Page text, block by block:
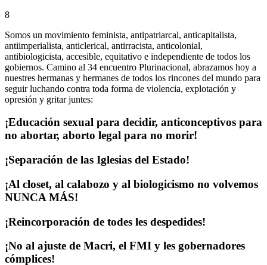
8
Somos un movimiento feminista, antipatriarcal, anticapitalista,
antiimperialista, anticlerical, antirracista, anticolonial,
antibiologicista, accesible, equitativo e independiente de todos los
gobiernos. Camino al 34 encuentro Plurinacional, abrazamos hoy a
nuestres hermanas y hermanes de todos los rincones del mundo para
seguir luchando contra toda forma de violencia, explotación y
opresión y gritar juntes:
¡Educación sexual para decidir, anticonceptivos para
no abortar, aborto legal para no morir!
¡Separación de las Iglesias del Estado!
¡Al closet, al calabozo y al biologicismo no volvemos
NUNCA MÁS!
¡Reincorporación de todes les despedides!
¡No al ajuste de Macri, el FMI y les gobernadores
cómplices!